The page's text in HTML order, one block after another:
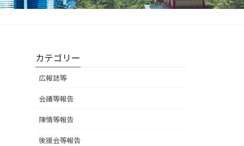
カテゴリー
広報誌等
会議等報告
陳情等報告
後援会等報告